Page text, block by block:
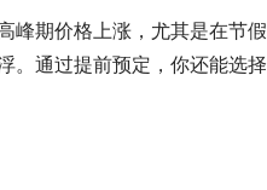
峰期价格上涨，尤其是在节假
。通过提前预定，你还能选择